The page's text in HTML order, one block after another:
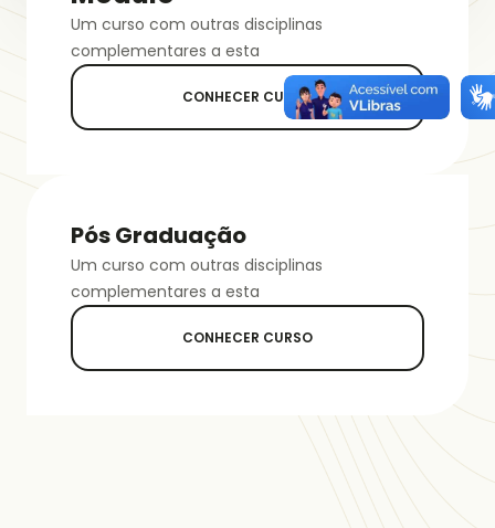
Um curso com outras disciplinas
complementares a esta
CONHECER CURSO
Pós Graduação
Um curso com outras disciplinas
complementares a esta
CONHECER CURSO